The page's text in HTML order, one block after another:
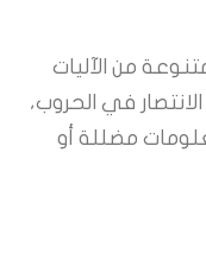
من الآليات
في الحروب،
مضللة أو